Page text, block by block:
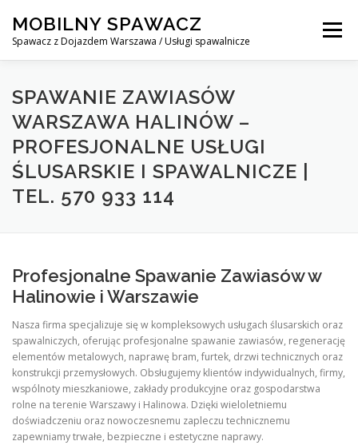
content
MOBILNY SPAWACZ
Spawacz z Dojazdem Warszawa / Usługi spawalnicze
Menu
MOBILNY SPAWACZ WARSZAWA
KONTAKT
SPAWANIE ZAWIASÓW
WARSZAWA HALINÓW –
PROFESJONALNE USŁUGI
ŚLUSARSKIE I SPAWALNICZE |
TEL. 570 933 114
Profesjonalne Spawanie Zawiasów w
Halinowie i Warszawie
Nasza firma specjalizuje się w kompleksowych usługach ślusarskich oraz
spawalniczych, oferując profesjonalne spawanie zawiasów, regenerację
elementów metalowych, naprawę bram, furtek, drzwi technicznych oraz
konstrukcji przemysłowych. Obsługujemy klientów indywidualnych, firmy,
wspólnoty mieszkaniowe, zakłady produkcyjne oraz gospodarstwa
rolne na terenie Warszawy i Halinowa. Dzięki wieloletniemu
doświadczeniu oraz nowoczesnemu zapleczu technicznemu
zapewniamy trwałe, bezpieczne i estetyczne naprawy.